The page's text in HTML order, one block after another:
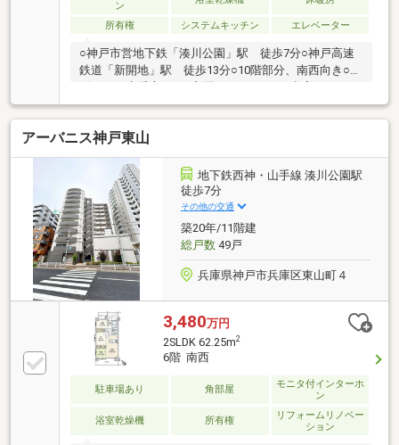
ン
所有権 システムキッチン エレベーター
○神戸市営地下鉄「湊川公園」駅 徒歩7分○神戸高速
鉄道「新開地」駅 徒歩13分○10階部分、南西向き○リ
お気軽にご内覧ください！～室内リフォーム履歴あり
(2022年3月)～・フローリング張替・クロス貼替・シス
テムキッチン交換・ユニットバス交換(浴室暖房乾燥機
つき)・洗面化粧台交換・トイレ交換(温水洗浄便座つ
き)・畳表替え・襖張替え・給湯器交換 等～周辺環境
～・夢野の丘小学校…徒歩3分(約240m)・夢野中学校…
徒歩14分(約1100m)・ダイエー湊川店…徒歩6分(約
460m)
アーバニス神戸東山
地下鉄西神・山手線 湊川公園駅
徒歩7分
その他の交通
築20年/11階建
総戸数49戸
兵庫県神戸市兵庫区東山町４
3,480万円
2SLDK 62.25m2
6階 南西
駐車場あり 角部屋
モニタ付インターホ
ン
浴室乾燥機 所有権
リフォームリノベー
ション